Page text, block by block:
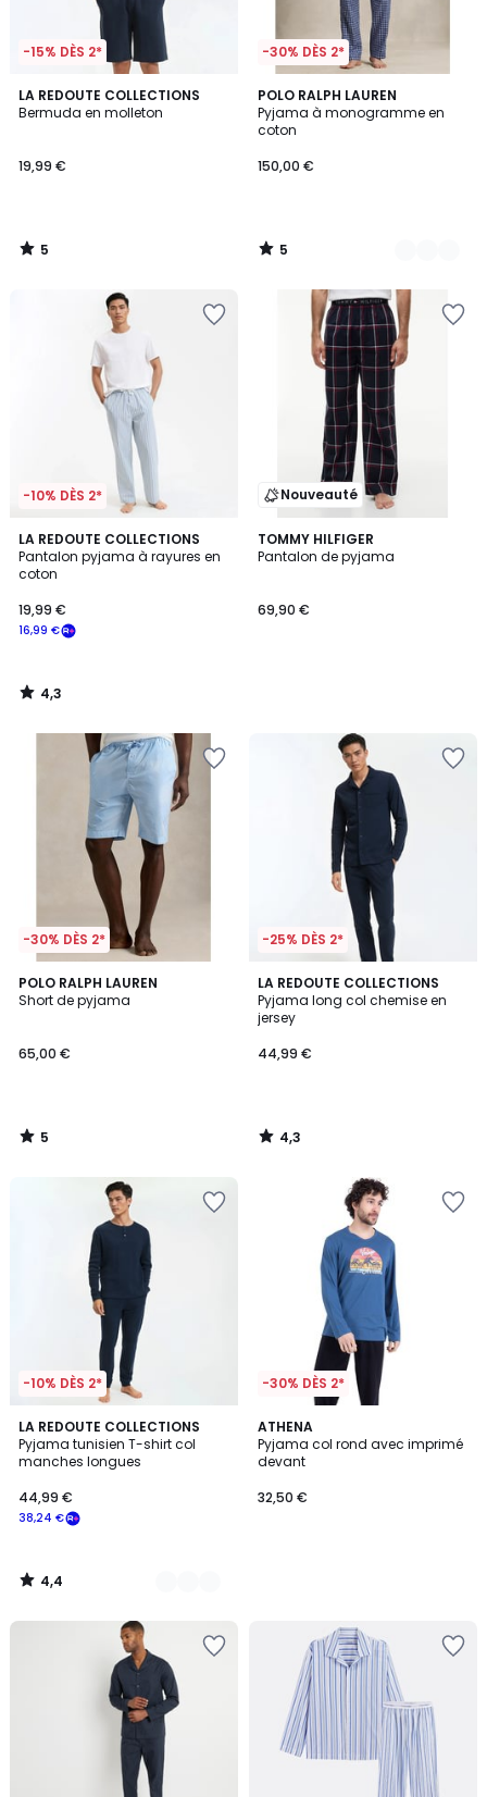
-15% DÈS 2*
LA REDOUTE COLLECTIONS
Bermuda en molleton
19,99 €
5
/
5
/
-30% DÈS 2*
POLO RALPH LAUREN
Pyjama à monogramme en
coton
150,00 €
5
/
5
3
Couleurs
5
/
-10% DÈS 2*
LA REDOUTE COLLECTIONS
Pantalon pyjama à rayures en
coton
16,99 €
19,99 €
4,3
/ 5
4,3
/
Nouveauté
TOMMY HILFIGER
Pantalon de pyjama
69,90 €
-30% DÈS 2*
POLO RALPH LAUREN
Short de pyjama
65,00 €
5
/
5
/
-25% DÈS 2*
LA REDOUTE COLLECTIONS
Pyjama long col chemise en
jersey
44,99 €
4,3
/ 5
4,3
/
-10% DÈS 2*
LA REDOUTE COLLECTIONS
Pyjama tunisien T-shirt col
manches longues
38,24 €
44,99 €
4,4
/ 5
2
Couleurs
4,4
/
-30% DÈS 2*
ATHENA
Pyjama col rond avec imprimé
devant
32,50 €